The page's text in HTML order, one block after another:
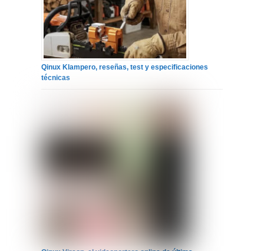
Qinux Klampero, reseñas, test y especificaciones
técnicas